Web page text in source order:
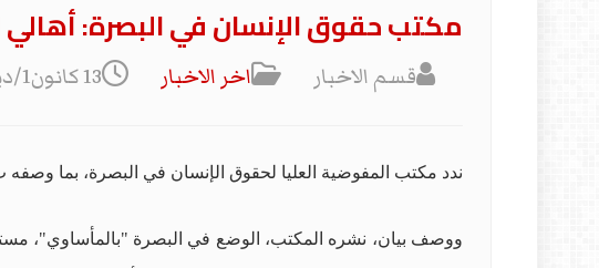
مكتب حقوق الإنسان في البصرة: أهالي
قسم الاخبار اخر الاخبار 13 كانون1/ديسمبر 2025
ندد مكتب المفوضية العليا لحقوق الإنسان في البصرة، بما وصفه
ووصف بيان، نشره المكتب، الوضع في البصرة "بالمأساوي"،